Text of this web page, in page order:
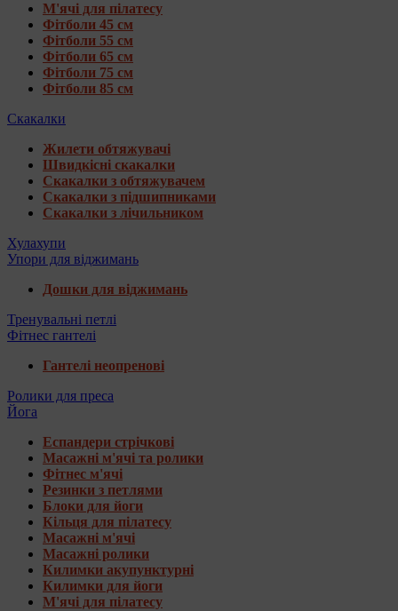
М'ячі для пілатесу
Фітболи 45 см
Фітболи 55 см
Фітболи 65 см
Фітболи 75 см
Фітболи 85 см
Скакалки
Жилети обтяжувачі
Швидкісні скакалки
Скакалки з обтяжувачем
Скакалки з підшипниками
Скакалки з лічильником
Хулахупи
Упори для віджимань
Дошки для віджимань
Тренувальні петлі
Фітнес гантелі
Гантелі неопренові
Ролики для преса
Йога
Еспандери стрічкові
Масажні м'ячі та ролики
Фітнес м'ячі
Резинки з петлями
Блоки для йоги
Кільця для пілатесу
Масажні м'ячі
Масажні ролики
Килимки акупунктурні
Килимки для йоги
М'ячі для пілатесу